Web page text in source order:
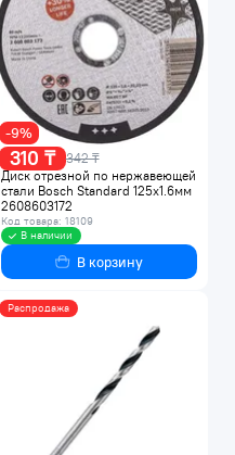
310 ₸ 342 ₸
-9%
Диск отрезной по нержавеющей
стали Bosch Standard 125х1.6мм
2608603172
Код товара: 18109
В наличии
В корзину
Распродажа